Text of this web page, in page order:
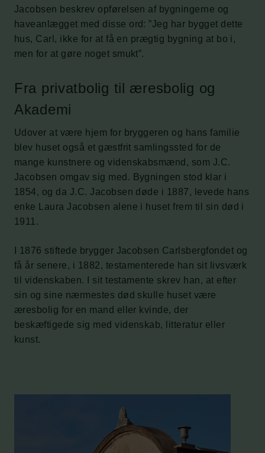
Jacobsen beskrev opførelsen af bygningerne og
haveanlægget med disse ord: ”Jeg har bygget dette
hus, Carl, ikke for at få en prægtig bygning at bo i,
men for at gøre noget smukt”.
Fra privatbolig til æresbolig og
Akademi
Udover at være hjem for bryggeren og hans familie
blev huset også et gæstfrit samlingssted for de
mange kunstnere og videnskabsmænd, som J.C.
Jacobsen omgav sig med. Bygningen stod klar i
1854, og da J.C. Jacobsen døde i 1887, levede hans
enke Laura Jacobsen alene i huset frem til sin død i
1911.
I 1876 stiftede brygger Jacobsen Carlsbergfondet og
få år senere, i 1882, testamenterede han sit livsværk
til videnskaben. I sit testamente skrev han, at efter
sin og sine nærmestes død skulle huset være
æresbolig for en mand eller kvinde, der
beskæftigede sig med videnskab, litteratur eller
kunst.